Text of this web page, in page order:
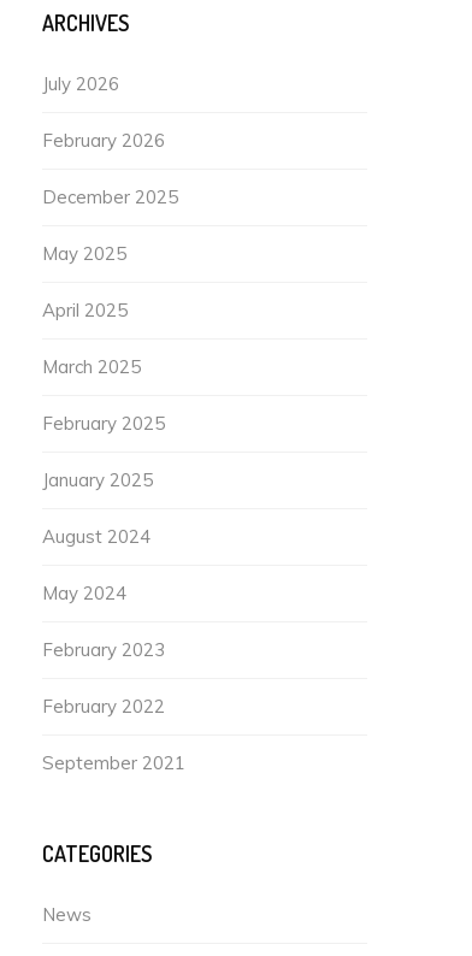
ARCHIVES
July 2026
February 2026
December 2025
May 2025
April 2025
March 2025
February 2025
January 2025
August 2024
May 2024
February 2023
February 2022
September 2021
CATEGORIES
News